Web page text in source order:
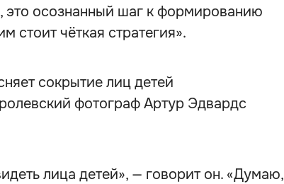
осознанный шаг к формированию
стоит чёткая стратегия».
сокрытие лиц детей
фотограф Артур Эдвардс
лица детей», — говорит он. «Думаю,